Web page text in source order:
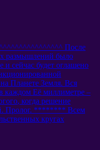
После
размышлений было
и сейчас будет оглашено
Планете Земля. Вся
каждом Её миллиметре –
, когда решение
. Пролог. ******** Всем
кругах